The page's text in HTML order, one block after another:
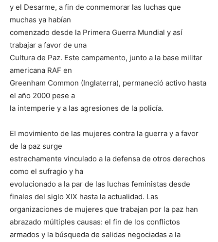
y el Desarme, a fin de conmemorar las luchas que
muchas ya habían
comenzado desde la Primera Guerra Mundial y así
trabajar a favor de una
Cultura de Paz. Este campamento, junto a la base militar
americana RAF en
Greenham Common (Inglaterra), permaneció activo hasta
el año 2000 pese a
la intemperie y a las agresiones de la policía.
El movimiento de las mujeres contra la guerra y a favor
de la paz surge
estrechamente vinculado a la defensa de otros derechos
como el sufragio y ha
evolucionado a la par de las luchas feministas desde
finales del siglo XIX hasta la actualidad. Las
organizaciones de mujeres que trabajan por la paz han
abrazado múltiples causas: el fin de los conflictos
armados y la búsqueda de salidas negociadas a la